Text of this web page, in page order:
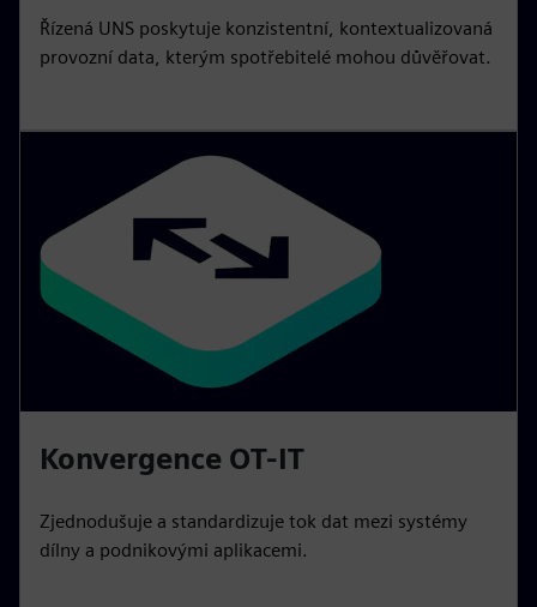
Řízená UNS poskytuje konzistentní, kontextualizovaná
provozní data, kterým spotřebitelé mohou důvěřovat.
Konvergence OT-IT
Zjednodušuje a standardizuje tok dat mezi systémy
dílny a podnikovými aplikacemi.